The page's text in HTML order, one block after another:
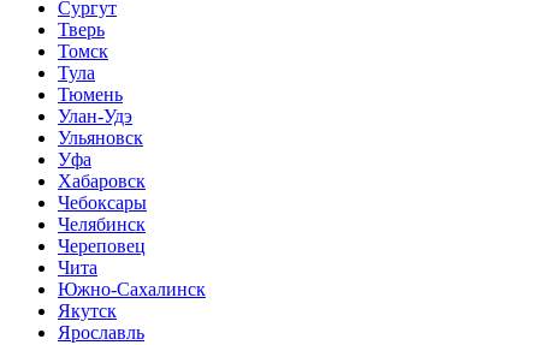
Сургут
Тверь
Томск
Тула
Тюмень
Улан-Удэ
Ульяновск
Уфа
Хабаровск
Чебоксары
Челябинск
Череповец
Чита
Южно-Сахалинск
Якутск
Ярославль